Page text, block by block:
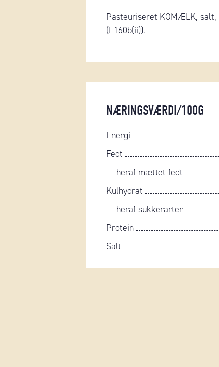
Pasteuriseret KOMÆLK,
(E160b(ii)).
NÆRINGSVÆRDI/100G
Energi
Fedt
heraf mættet fedt
Kulhydrat
heraf sukkerarter
Protein
Salt